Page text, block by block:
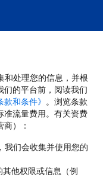
和处理您的信息，并根
们的平台前，阅读我们
款和条件》 。浏览条款
准流量费用。有关资费
）：
我们会收集并使用您的
他权限或信息（例